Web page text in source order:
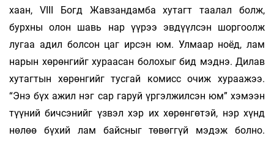
хаан, VIII Богд Жавзандамба хутагт таалал болж,
бурхны олон шавь нар үүрээ эвдүүлсэн шоргоолж
лугаа адил болсон цаг ирсэн юм. Улмаар ноёд, лам
нарын хөрөнгийг хураасан болохыг бид мэднэ. Дилав
хутагтын хөрөнгийг тусгай комисс очиж хураажээ.
“Энэ бүх ажил нэг сар гаруй үргэлжилсэн юм” хэмээн
түүний бичсэнийг үзвэл хэр их хөрөнгөтэй, нэр хүнд
нөлөө бүхий лам байсныг төвөггүй мэдэж болно.